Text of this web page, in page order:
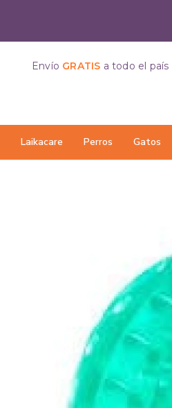
Laikacare Perros Gatos
Envío GRATIS a todo el país